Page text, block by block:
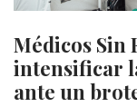
Médicos Sin
intensificar
ante un